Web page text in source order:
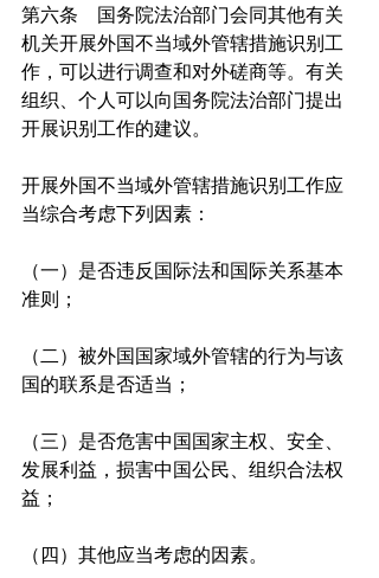
第六条　国务院法治部门会同其他有关
机关开展外国不当域外管辖措施识别工
作，可以进行调查和对外磋商等。有关
组织、个人可以向国务院法治部门提出
开展识别工作的建议。
开展外国不当域外管辖措施识别工作应
当综合考虑下列因素：
（一）是否违反国际法和国际关系基本
准则；
（二）被外国国家域外管辖的行为与该
国的联系是否适当；
（三）是否危害中国国家主权、安全、
发展利益，损害中国公民、组织合法权
益；
（四）其他应当考虑的因素。